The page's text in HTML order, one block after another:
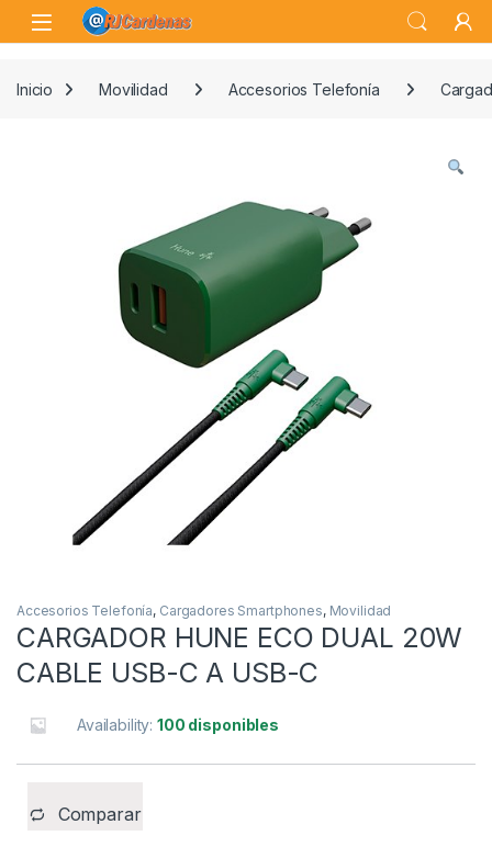
Skip to navigation
Skip to content
Open
Inicio Movilidad Accesorios Telefonía
Accesorios Telefonía, Cargadores Smartphones, Movilidad
CARGADOR HUNE ECO DUAL 20W
CABLE USB-C A USB-C
Availability:100 disponibles
Comparar